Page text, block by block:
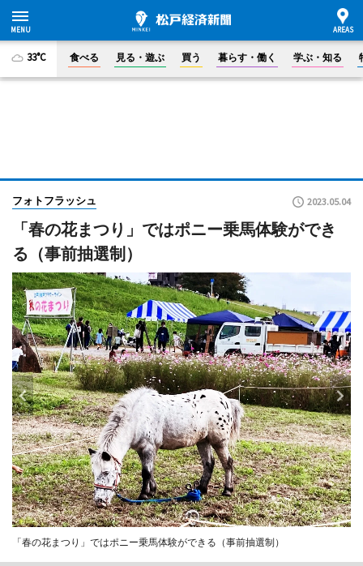
33°C 食べる 見る・遊ぶ 買う 暮らす・働く 学ぶ・知る
フォトフラッシュ 2023.05.04
「春の花まつり」ではポニー乗馬体験ができ
る（事前抽選制）
「春の花まつり」ではポニー乗馬体験ができる（事前抽選制）